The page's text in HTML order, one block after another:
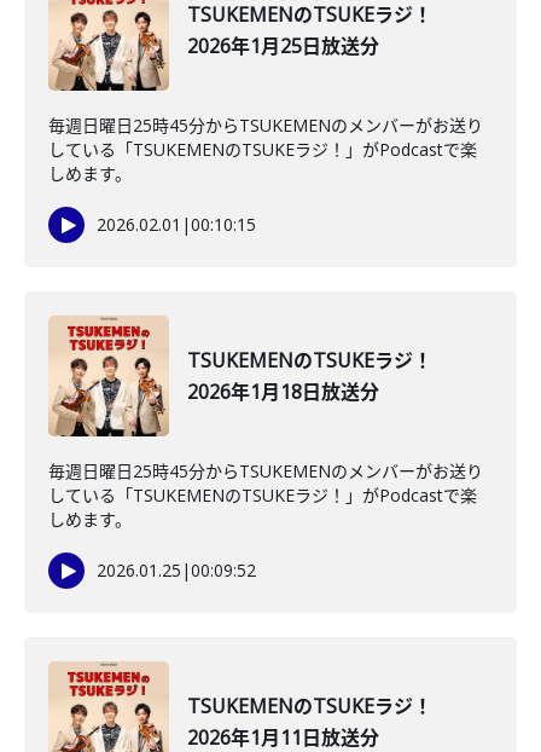
TSUKEMENのTSUKEラジ！
2026年1月25日放送分
毎週日曜日25時45分からTSUKEMENのメンバーがお送り
している「TSUKEMENのTSUKEラジ！」がPodcastで楽
しめます。
2026.02.01 |00:10:15
TSUKEMENのTSUKEラジ！
2026年1月18日放送分
毎週日曜日25時45分からTSUKEMENのメンバーがお送り
している「TSUKEMENのTSUKEラジ！」がPodcastで楽
しめます。
2026.01.25 |00:09:52
TSUKEMENのTSUKEラジ！
2026年1月11日放送分